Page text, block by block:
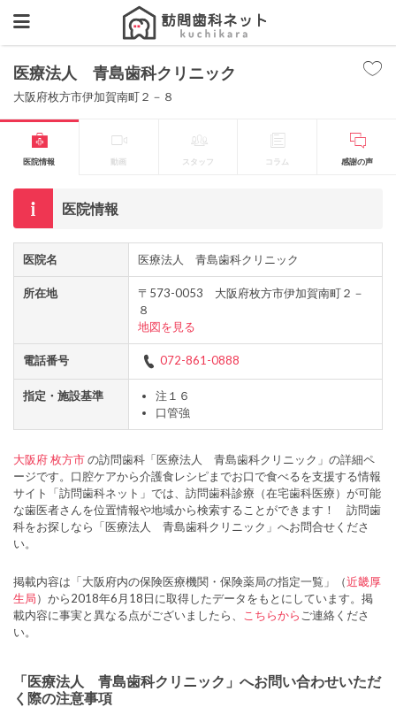
医療法人 青島歯科クリニック
大阪府枚方市伊加賀南町２－８
医院情報 動画 スタッフ コラム 感謝の声
医院情報
医院名 医療法人 青島歯科クリニック
所在地
〒573-0053 大阪府枚方市伊加賀南町２－
８
地図を見る
電話番号 072-861-0888
指定・施設基準
注１６
口管強
大阪府枚方市の訪問歯科「医療法人 青島歯科クリニック」の詳細ペ
ージです。口腔ケアから介護食レシピまでお口で食べるを支援する情報
サイト「訪問歯科ネット」では、訪問歯科診療（在宅歯科医療）が可能
な歯医者さんを位置情報や地域から検索することができます！ 訪問歯
科をお探しなら「医療法人 青島歯科クリニック」へお問合せくださ
い。
掲載内容は「大阪府内の保険医療機関・保険薬局の指定一覧」（近畿厚
生局）から2018年6月18日に取得したデータをもとにしています。掲
載内容に事実と異なる点がございましたら、
こちらから ご連絡くださ
い。
「医療法人 青島歯科クリニック」へお問い合わせいただ
く際の注意事項